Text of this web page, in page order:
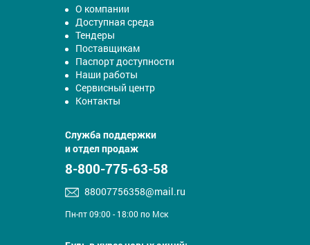
О компании
Доступная среда
Тендеры
Поставщикам
Паспорт доступности
Наши работы
Сервисный центр
Контакты
Служба поддержки
и отдел продаж
8-800-775-63-58
88007756358@mail.ru
Пн-пт 09:00 - 18:00 по Мск